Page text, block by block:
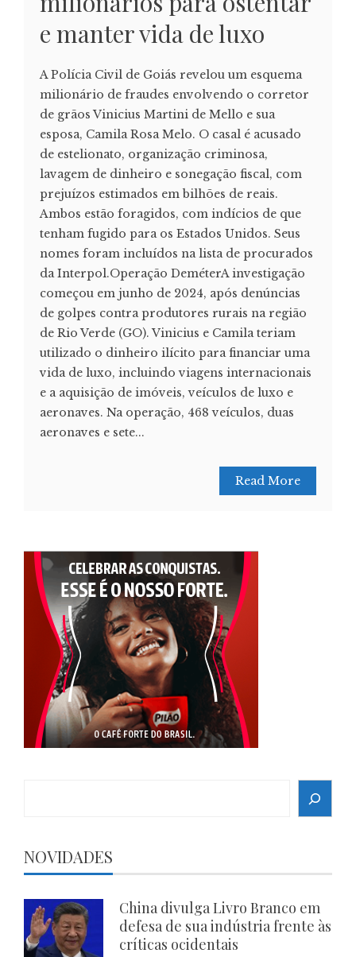
e manter vida de luxo
A Polícia Civil de Goiás revelou um esquema
milionário de fraudes envolvendo o corretor
de grãos Vinicius Martini de Mello e sua
esposa, Camila Rosa Melo. O casal é acusado
de estelionato, organização criminosa,
lavagem de dinheiro e sonegação fiscal, com
prejuízos estimados em bilhões de reais.
Ambos estão foragidos, com indícios de que
tenham fugido para os Estados Unidos. Seus
nomes foram incluídos na lista de procurados
da Interpol.Operação DeméterA investigação
começou em junho de 2024, após denúncias
de golpes contra produtores rurais na região
de Rio Verde (GO). Vinicius e Camila teriam
utilizado o dinheiro ilícito para financiar uma
vida de luxo, incluindo viagens internacionais
e a aquisição de imóveis, veículos de luxo e
aeronaves. Na operação, 468 veículos, duas
aeronaves e sete...
Read More
NOVIDADES
China divulga Livro Branco em
defesa de sua indústria frente às
críticas ocidentais